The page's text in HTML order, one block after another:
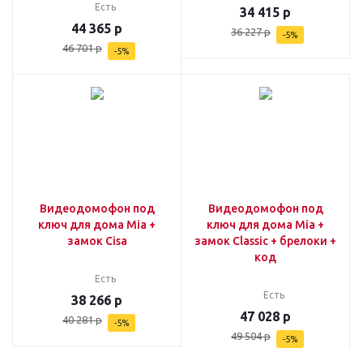
Есть
44 365 р
46 701р -5%
34 415 р
36 227р -5%
Видеодомофон под
ключ для дома Mia +
замок Cisa
Есть
38 266 р
40 281р -5%
Видеодомофон под
ключ для дома Mia +
замок Classic + брелоки +
код
Есть
47 028 р
49 504р -5%